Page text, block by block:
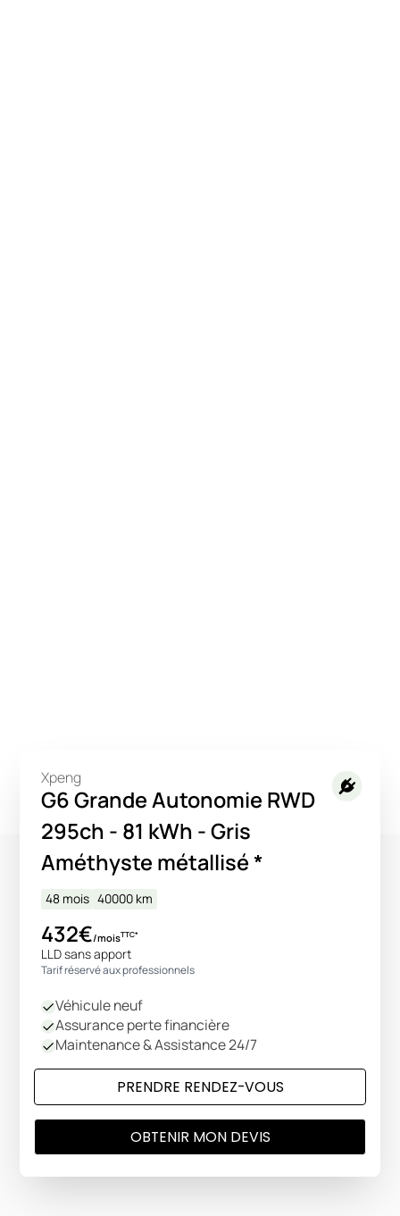
Xpeng
G6 Grande Autonomie RWD
295ch - 81 kWh - Gris
Améthyste métallisé *
48 mois 40000 km
432€/moisTTC*
LLD sans apport
Tarif réservé aux professionnels
Véhicule neuf
Assurance perte financière
Maintenance & Assistance 24/7
PRENDRE RENDEZ-VOUS
OBTENIR MON DEVIS